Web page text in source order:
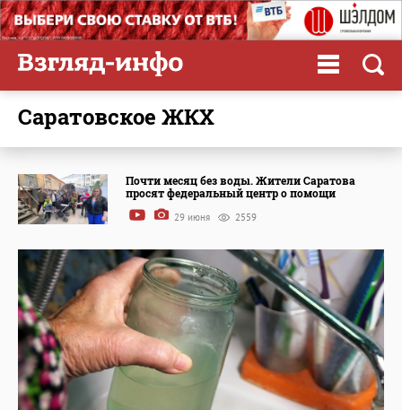
саратовское ЖКХ
Почти месяц без воды. Жители Саратова
просят федеральный центр о помощи
29 июня 2559